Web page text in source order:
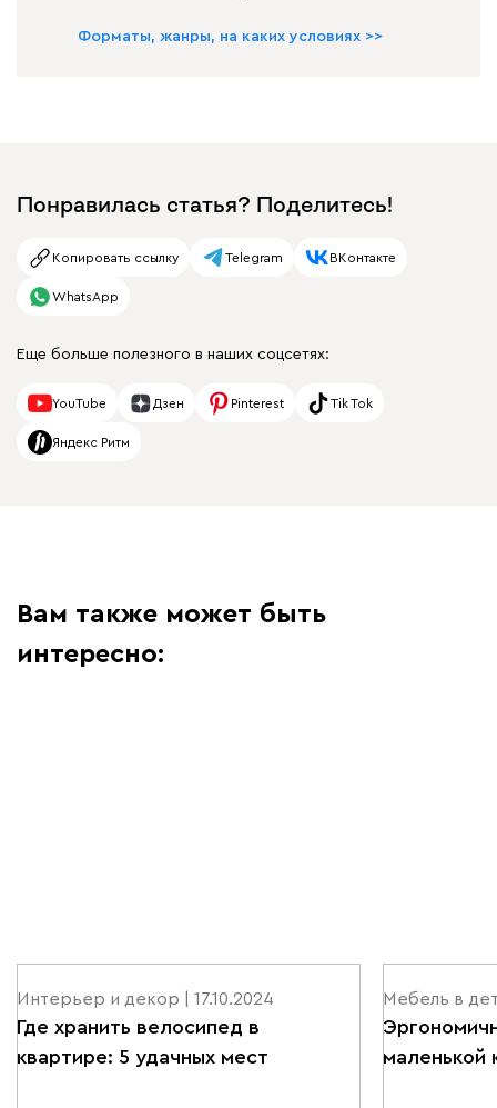
Форматы, жанры, на каких условиях >>
Понравилась статья? Поделитесь!
Копировать ссылку Telegram ВКонтакте
WhatsApp
Еще больше полезного в наших соцсетях:
YouTube Дзен Pinterest Tik Tok
Яндекс Ритм
Вам также может быть
интересно:
Интерьер и декор | 17.10.2024
Где хранить велосипед в
квартире: 5 удачных мест
Мебель в
маленькой